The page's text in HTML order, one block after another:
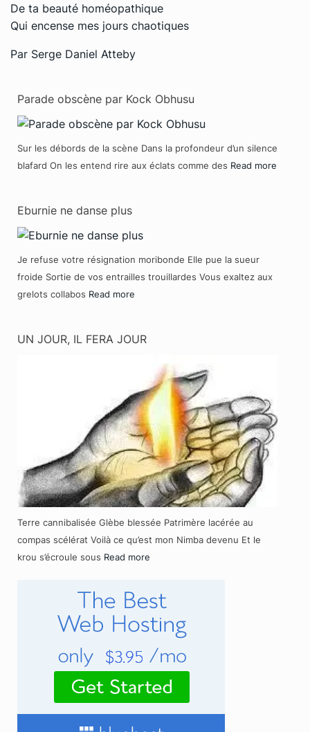
De ta beauté homéopathique
Qui encense mes jours chaotiques
Par Serge Daniel Atteby
Parade obscène par Kock Obhusu
Sur les débords de la scène Dans la profondeur d’un silence
blafard On les entend rire aux éclats comme des Read more
Eburnie ne danse plus
Je refuse votre résignation moribonde Elle pue la sueur
froide Sortie de vos entrailles trouillardes Vous exaltez aux
grelots collabos Read more
UN JOUR, IL FERA JOUR
Terre cannibalisée Glèbe blessée Patrimère lacérée au
compas scélérat Voilà ce qu’est mon Nimba devenu Et le
krou s’écroule sous Read more